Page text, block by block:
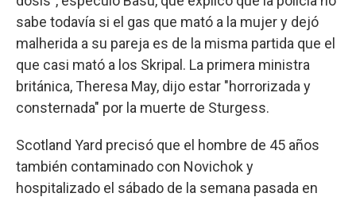
sabe todavía si el gas que mató a la mujer y dejó
malherida a su pareja es de la misma partida que el
que casi mató a los Skripal. La primera ministra
británica, Theresa May, dijo estar "horrorizada y
consternada" por la muerte de Sturgess.
Scotland Yard precisó que el hombre de 45 años
también contaminado con Novichok y
hospitalizado el sábado de la semana pasada en